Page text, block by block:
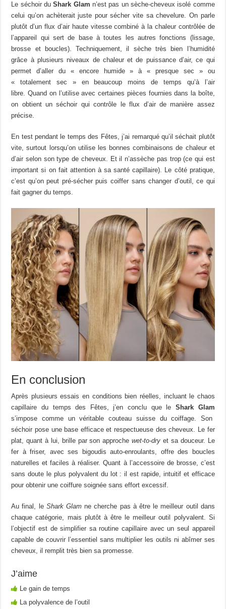
Le séchoir duShark Glam n’est pas un sèche-cheveux isolé comme
celui qu’on achèterait juste pour sécher vite sa chevelure. On parle
plutôt d’un flux d’air haute vitesse combiné à la chaleur contrôlée de
l’appareil qui sert de base à toutes les autres fonctions (lissage,
brosse et boucles). Techniquement, il sèche très bien l’humidité
grâce à plusieurs niveaux de chaleur et de puissance d’air, ce qui
permet d’aller du « encore humide » à « presque sec » ou
« totalement sec » en beaucoup moins de temps qu’à l’air
libre. Quand on l’utilise avec certaines pièces fournies dans la boîte,
on obtient un séchoir qui contrôle le flux d’air de manière assez
précise.
En test pendant le temps des Fêtes, j’ai remarqué qu’il séchait plutôt
vite, surtout lorsqu’on utilise les bonnes combinaisons de chaleur et
d’air selon son type de cheveux. Et il n’assèche pas trop (ce qui est
important si on fait attention à sa santé capillaire). Le côté pratique,
c’est qu’on peut pré-sécher puis coiffer sans changer d’outil, ce qui
fait gagner du temps.
En conclusion
Après plusieurs essais en conditions bien réelles, incluant le chaos
capillaire du temps des Fêtes, j’en conclu que leShark Glam
s’impose comme un véritable couteau suisse du coiffage. Son
séchoir pose une base efficace et respectueuse des cheveux. Le fer
plat, quant à lui, brille par son approchewet-to-dry et sa douceur. Le
fer à friser, avec ses bigoudis auto-enroulants, offre des boucles
naturelles et faciles à réaliser. Quant à l’accessoire de brosse, c’est
sans doute le plus polyvalent du lot : il est rapide, intuitif et efficace
pour obtenir une coiffure soignée sans effort excessif.
Au final, le Shark Glam ne cherche pas à être le meilleur outil dans
chaque catégorie, mais plutôt à être le meilleur outil polyvalent. Si
l’objectif est de simplifier sa routine capillaire avec un seul appareil
capable de couvrir l’essentiel sans multiplier les outils ni abîmer ses
cheveux, il remplit très bien sa promesse.
J’aime
Le gain de temps
La polyvalence de l’outil